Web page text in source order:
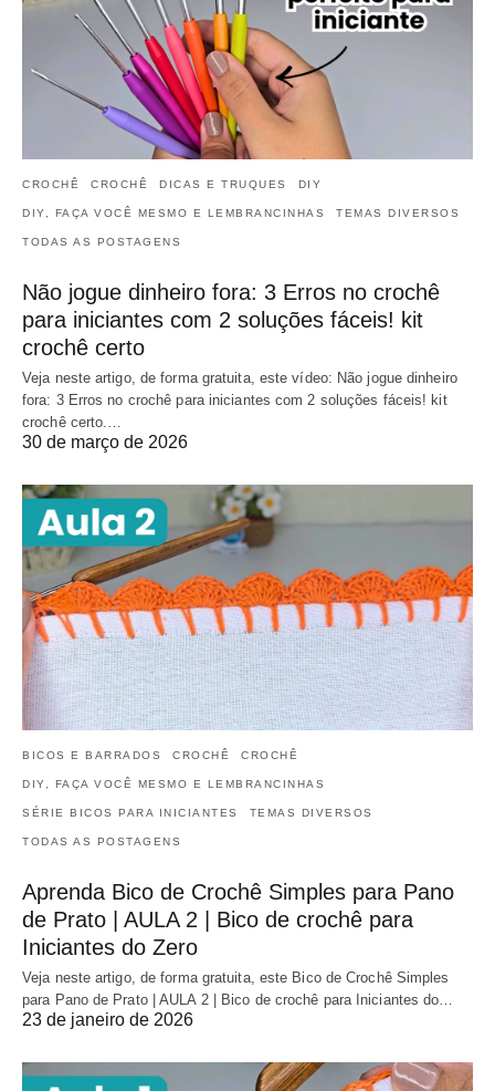
CROCHÊ CROCHÊ DICAS E TRUQUES DIY
DIY, FAÇA VOCÊ MESMO E LEMBRANCINHAS TEMAS DIVERSOS
TODAS AS POSTAGENS
Não jogue dinheiro fora: 3 Erros no crochê
para iniciantes com 2 soluções fáceis! kit
crochê certo
Veja neste artigo, de forma gratuita, este vídeo: Não jogue dinheiro
fora: 3 Erros no crochê para iniciantes com 2 soluções fáceis! kit
crochê certo.…
30 de março de 2026
BICOS E BARRADOS CROCHÊ CROCHÊ
DIY, FAÇA VOCÊ MESMO E LEMBRANCINHAS
SÉRIE BICOS PARA INICIANTES TEMAS DIVERSOS
TODAS AS POSTAGENS
Aprenda Bico de Crochê Simples para Pano
de Prato | AULA 2 | Bico de crochê para
Iniciantes do Zero
Veja neste artigo, de forma gratuita, este Bico de Crochê Simples
para Pano de Prato | AULA 2 | Bico de crochê para Iniciantes do…
23 de janeiro de 2026